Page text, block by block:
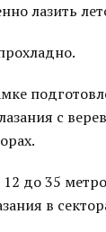
лазить
с
до 35
в